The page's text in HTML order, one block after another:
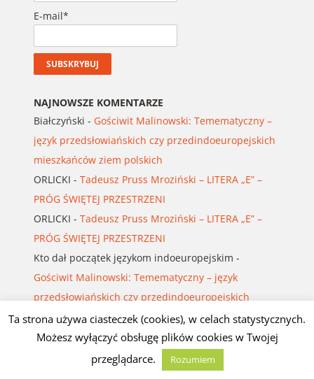
E-mail*
NAJNOWSZE KOMENTARZE
Białczyński - Gościwit Malinowski: Temematyczny –
język przedsłowiańskich czy przedindoeuropejskich
mieszkańców ziem polskich
ORLICKI - Tadeusz Pruss Mroziński – LITERA „E” –
PRÓG ŚWIĘTEJ PRZESTRZENI
ORLICKI - Tadeusz Pruss Mroziński – LITERA „E” –
PRÓG ŚWIĘTEJ PRZESTRZENI
Kto dał początek językom indoeuropejskim -
Gościwit Malinowski: Temematyczny – język
przedsłowiańskich czy przedindoeuropejskich
mieszkańców ziem polskich
J.G.D.-Andromeda: Rosyjski intelektualista
sarkastycznie komentuje najnowsze rosyjskie klęski,
Ta strona używa ciasteczek (cookies), w celach statystycznych.
Możesz wyłączyć obsługę plików cookies w Twojej
przeglądarce.
Rozumiem